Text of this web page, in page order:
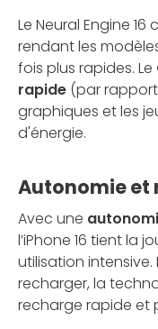
Le Neural Engine
rendant les
fois plus rapides. Le
rapide (par rapport
graphiques et les
d'énergie.
Autonomie et
Avec une
l’iPhone 16 tient la
utilisation intensive.
recharger, la
recharge rapide et